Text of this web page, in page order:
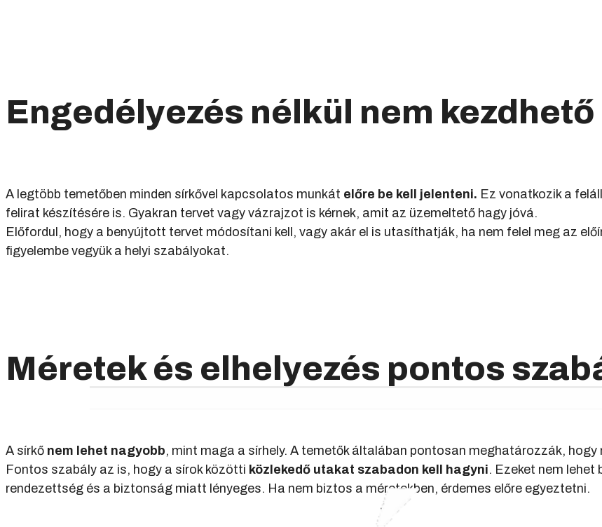
Engedélyezés nélkül nem kezdhető
A legtöbb temetőben minden sírkővel kapcsolatos munkát előre be kell jelenteni. Ez vonatkozik a
felirat készítésére is. Gyakran tervet vagy vázrajzot is kérnek, amit az üzemeltető hagy jóvá.
Előfordul, hogy a benyújtott tervet módosítani kell, vagy akár el is utasíthatják, ha nem felel meg az
figyelembe vegyük a helyi szabályokat.
Méretek és elhelyezés pontos
A sírkő nem lehet nagyobb, mint maga a sírhely. A temetők általában pontosan meghatározzák, hogy
Fontos szabály az is, hogy a sírok közötti közlekedő utakat szabadon kell hagyni. Ezeket nem
rendezettség és a biztonság miatt lényeges. Ha nem biztos a méretekben, érdemes előre egyeztetni.